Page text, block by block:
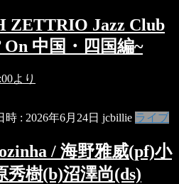
ZETTRIO Jazz Club
On 中国・四国編~
より
時 : 2026年6月24日 jcbillie ライブ
/ 海野雅威(pf)小
樹(b)沼澤尚(ds)